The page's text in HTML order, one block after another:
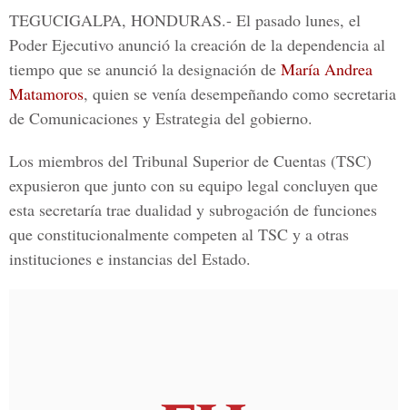
TEGUCIGALPA, HONDURAS.- El pasado lunes, el
Poder Ejecutivo anunció la creación de la dependencia al
tiempo que se anunció la designación de María Andrea
Matamoros, quien se venía desempeñando como secretaria
de Comunicaciones y Estrategia del gobierno.
Los miembros del Tribunal Superior de Cuentas (TSC)
expusieron que junto con su equipo legal concluyen que
esta secretaría trae dualidad y subrogación de funciones
que constitucionalmente competen al TSC y a otras
instituciones e instancias del Estado.